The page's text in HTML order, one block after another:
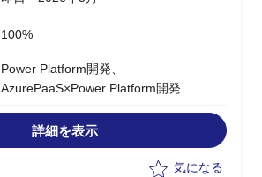
100%
Power Platform開発、
AzurePaaS×Power Platform開発
SharePointサイト構築、SharePoint移行
Azure Open AI 生成AI環境構築、精度
詳細を表示
気になる